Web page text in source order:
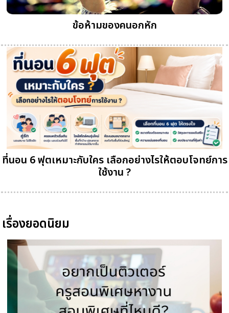
ข้อห้ามของคนอกหัก
ที่นอน 6 ฟุตเหมาะกับใคร เลือกอย่างไรให้ตอบโจทย์การ
ใช้งาน ?
เรื่องยอดนิยม